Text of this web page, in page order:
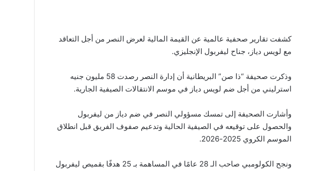
كشفت تقارير صحفية عالمية عن القيمة المالية لعرض النصر من أجل التعاقد
مع لويس دياز، جناح ليفربول الإنجليزي.
وذكرت صحيفة “ذا صن” البريطانية أن إدارة النصر رصدت 58 مليون جنيه
استرليني من أجل ضم لويس دياز في موسم الانتقالات الصيفية الجارية.
وأشارت الصحيفة إلى تمسك مسؤولي النصر في ضم دياز من ليفربول
والحصول على توقيعه في الصيفية الحالية وتدعيم صفوف الفريق قبل انطلاق
الموسم الكروي 2025-2026.
ونجح الكولومبي صاحب الـ 28 عامًا في المساهمة بـ 25 هدفًا بقميص ليفربول